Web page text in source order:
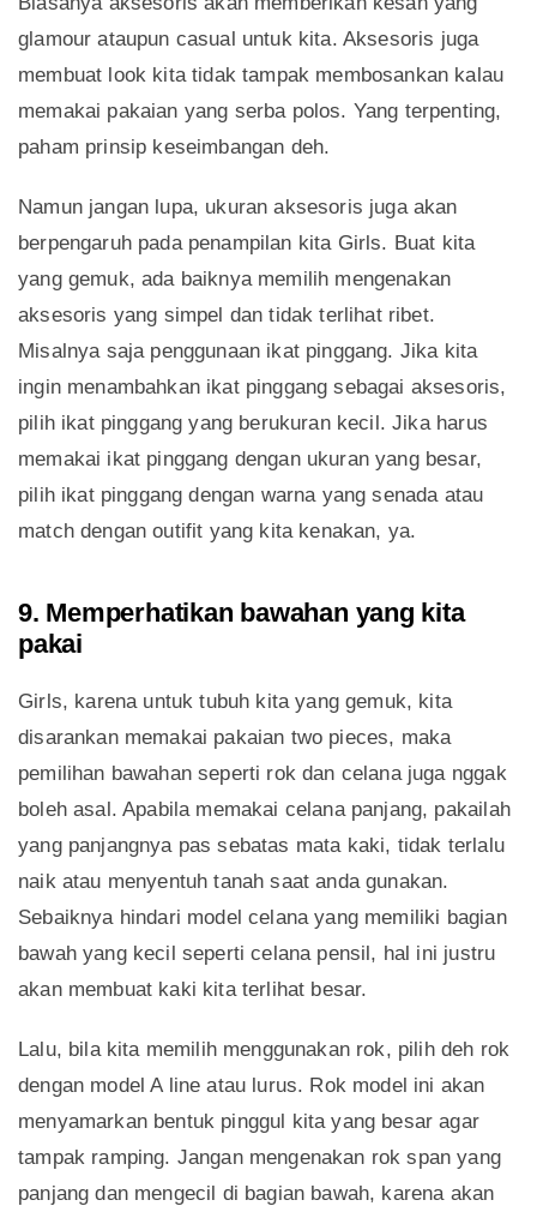
glamour ataupun casual untuk kita. Aksesoris juga
membuat look kita tidak tampak membosankan kalau
memakai pakaian yang serba polos. Yang terpenting,
paham prinsip keseimbangan deh.
Namun jangan lupa, ukuran aksesoris juga akan
berpengaruh pada penampilan kita Girls. Buat kita
yang gemuk, ada baiknya memilih mengenakan
aksesoris yang simpel dan tidak terlihat ribet.
Misalnya saja penggunaan ikat pinggang. Jika kita
ingin menambahkan ikat pinggang sebagai aksesoris,
pilih ikat pinggang yang berukuran kecil. Jika harus
memakai ikat pinggang dengan ukuran yang besar,
pilih ikat pinggang dengan warna yang senada atau
match dengan outifit yang kita kenakan, ya.
9. Memperhatikan bawahan yang kita
pakai
Girls, karena untuk tubuh kita yang gemuk, kita
disarankan memakai pakaian two pieces, maka
pemilihan bawahan seperti rok dan celana juga nggak
boleh asal. Apabila memakai celana panjang, pakailah
yang panjangnya pas sebatas mata kaki, tidak terlalu
naik atau menyentuh tanah saat anda gunakan.
Sebaiknya hindari model celana yang memiliki bagian
bawah yang kecil seperti celana pensil, hal ini justru
akan membuat kaki kita terlihat besar.
Lalu, bila kita memilih menggunakan rok, pilih deh rok
dengan model A line atau lurus. Rok model ini akan
menyamarkan bentuk pinggul kita yang besar agar
tampak ramping. Jangan mengenakan rok span yang
panjang dan mengecil di bagian bawah, karena akan